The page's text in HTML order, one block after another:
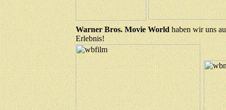
Warner Bros. Movie Worldhaben wir uns
Erlebnis!